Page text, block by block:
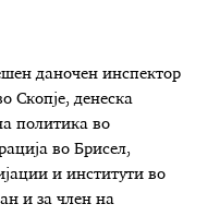
даночен инспектор
Скопје, денеска
политика во
во Брисел,
и институти во
и за член на